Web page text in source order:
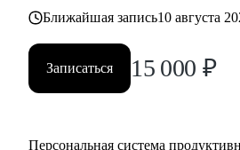
Ближайшая запись10 августа
Записаться 15 000 ₽
Персональная система